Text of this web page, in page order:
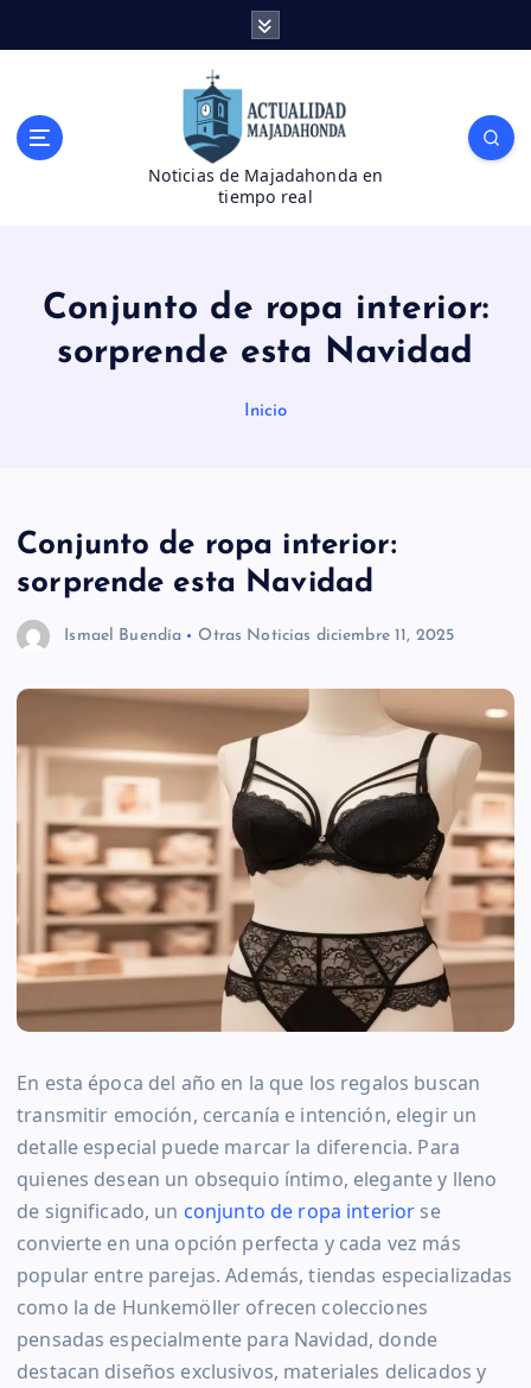
Noticias de Majadahonda en
tiempo real
Conjunto de ropa interior:
sorprende esta Navidad
Inicio
Conjunto de ropa interior:
sorprende esta Navidad
Ismael Buendía Otras Noticias diciembre 11, 2025
En esta época del año en la que los regalos buscan
transmitir emoción, cercanía e intención, elegir un
detalle especial puede marcar la diferencia. Para
quienes desean un obsequio íntimo, elegante y lleno
de significado, un conjunto de ropa interior se
convierte en una opción perfecta y cada vez más
popular entre parejas. Además, tiendas especializadas
como la de Hunkemöller ofrecen colecciones
pensadas especialmente para Navidad, donde
destacan diseños exclusivos, materiales delicados y